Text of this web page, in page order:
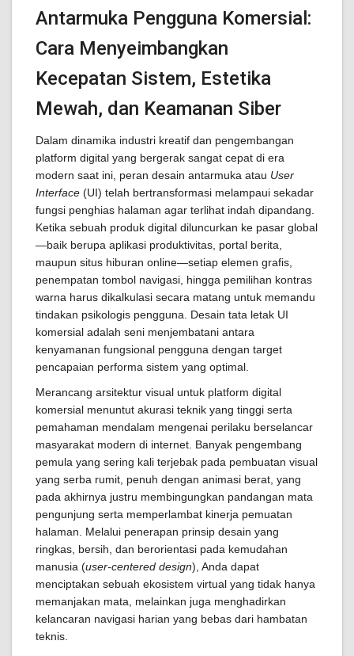
Antarmuka Pengguna Komersial:
Cara Menyeimbangkan
Kecepatan Sistem, Estetika
Mewah, dan Keamanan Siber
Dalam dinamika industri kreatif dan pengembangan
platform digital yang bergerak sangat cepat di era
modern saat ini, peran desain antarmuka atau User
Interface (UI) telah bertransformasi melampaui sekadar
fungsi penghias halaman agar terlihat indah dipandang.
Ketika sebuah produk digital diluncurkan ke pasar global
—baik berupa aplikasi produktivitas, portal berita,
maupun situs hiburan online—setiap elemen grafis,
penempatan tombol navigasi, hingga pemilihan kontras
warna harus dikalkulasi secara matang untuk memandu
tindakan psikologis pengguna. Desain tata letak UI
komersial adalah seni menjembatani antara
kenyamanan fungsional pengguna dengan target
pencapaian performa sistem yang optimal.
Merancang arsitektur visual untuk platform digital
komersial menuntut akurasi teknik yang tinggi serta
pemahaman mendalam mengenai perilaku berselancar
masyarakat modern di internet. Banyak pengembang
pemula yang sering kali terjebak pada pembuatan visual
yang serba rumit, penuh dengan animasi berat, yang
pada akhirnya justru membingungkan pandangan mata
pengunjung serta memperlambat kinerja pemuatan
halaman. Melalui penerapan prinsip desain yang
ringkas, bersih, dan berorientasi pada kemudahan
manusia (user-centered design), Anda dapat
menciptakan sebuah ekosistem virtual yang tidak hanya
memanjakan mata, melainkan juga menghadirkan
kelancaran navigasi harian yang bebas dari hambatan
teknis.